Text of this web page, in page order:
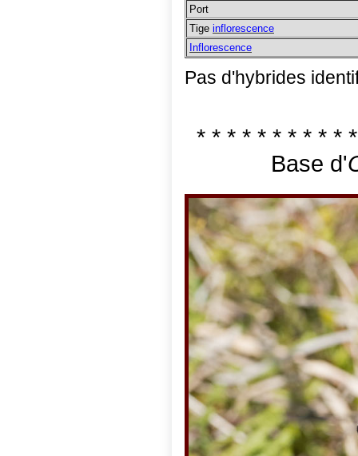
Port
Tige inflorescence
Inflorescence
Pas d'hybrides
* * * * * * * * * *
Base d'